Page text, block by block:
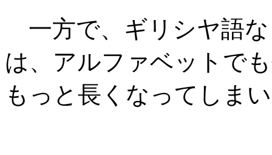
一方で、ギリシヤ語
は、アルファベットで
もっと長くなってしま